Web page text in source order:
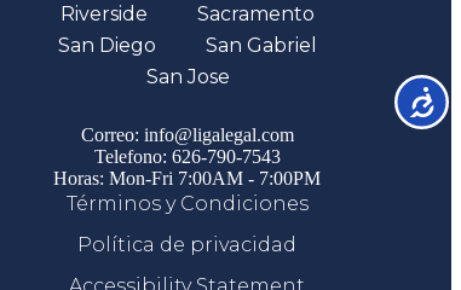
Riverside
Sacramento
San Diego
San Gabriel
San Jose
Correo: info@ligalegal.com
Telefono: 626-790-7543
Horas: Mon-Fri 7:00AM - 7:00PM
Términos y Condiciones
Política de privacidad
Accessibility Statement